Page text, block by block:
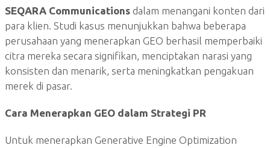
SEQARA Communications dalam menangani konten dari
para klien. Studi kasus menunjukkan bahwa beberapa
perusahaan yang menerapkan GEO berhasil memperbaiki
citra mereka secara signifikan, menciptakan narasi yang
konsisten dan menarik, serta meningkatkan pengakuan
merek di pasar.
Cara Menerapkan GEO dalam Strategi PR
Untuk menerapkan Generative Engine Optimization